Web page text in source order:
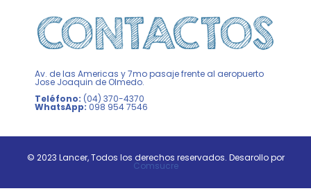
Av. de las Americas y 7mo pasaje frente al aeropuerto
Jose Joaquin de Olmedo.
Teléfono: (04) 370-4370
WhatsApp: 098 954 7546
© 2023 Lancer, Todos los derechos reservados. Desarollo por
Comsucre